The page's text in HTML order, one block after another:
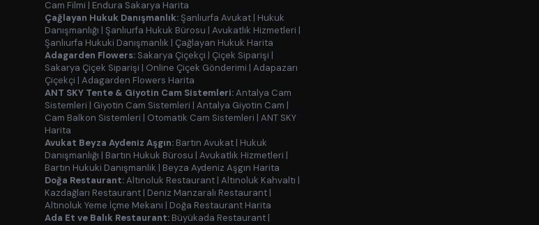
Cam Filmi | Endura Sakarya Harita
Çağlayan Hukuk Danışmanlık:Şanlıurfa Avukat | Hukuk
Danışmanlığı | Şanlıurfa Hukuk Bürosu | Avukatlık Hizmetleri |
Şanlıurfa Hukuki Danışmanlık | Çağlayan Hukuk Harita
Adagarden Flowers: Sakarya Çiçekçi | Çiçek Siparişi |
Sakarya Çiçek Siparişi | Online Çiçek Gönderimi | Adapazarı
Çiçekçi | Adagarden Flowers Harita
ANT SKY Tente & Giyotin Cam Sistemleri:Antalya Cam
Sistemleri | Giyotin Cam Sistemleri | Antalya Giyotin Cam |
Cam Balkon Sistemleri | Otomatik Cam Sistemleri | ANT SKY
Harita
Avukat Beyza Aydeniz Aşgın: Bartın Avukat | Hukuk
Danışmanlığı | Bartın Hukuk Bürosu | Avukatlık Hizmetleri |
Bartın Hukuki Danışmanlık | Beyza Aydeniz Aşgın Harita
Doğa Restaurant:Altınoluk Restaurant | Altınoluk Kahvaltı |
Kazdağları Restaurant | Deniz Manzaralı Restaurant |
Altınoluk Yeme İçme Mekanı | Doğa Restaurant Harita
Ada Et ve Balık Restaurant: Büyükada Restaurant |